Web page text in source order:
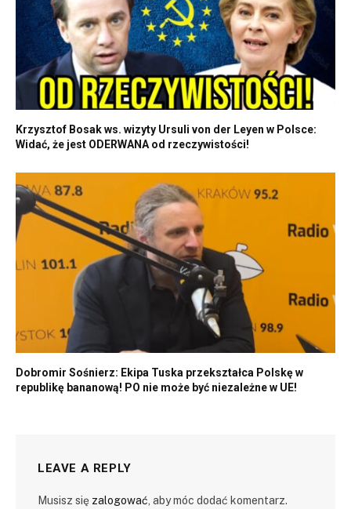
Krzysztof Bosak ws. wizyty Ursuli von der Leyen w Polsce:
Widać, że jest ODERWANA od rzeczywistości!
Dobromir Sośnierz: Ekipa Tuska przekształca Polskę w
republikę bananową! PO nie może być niezależne w UE!
LEAVE A REPLY
Musisz się zalogować , aby móc dodać komentarz.